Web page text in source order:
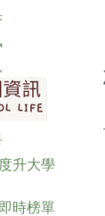
升大學
時榜單